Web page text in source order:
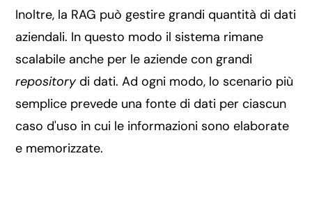
Inoltre, la RAG può gestire grandi quantità di dati
aziendali. In questo modo il sistema rimane
scalabile anche per le aziende con grandi
repositorydi dati. Ad ogni modo, lo scenario più
semplice prevede una fonte di dati per ciascun
caso d'uso in cui le informazioni sono elaborate
e memorizzate.